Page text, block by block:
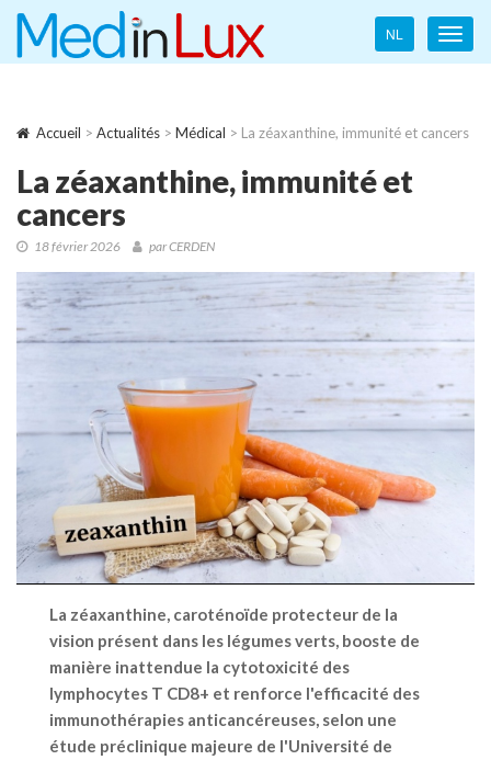
Language
navigation
NL
Accueil > Actualités > Médical > La zéaxanthine, immunité et cancers
La zéaxanthine, immunité et
cancers
18 février 2026 par CERDEN
La zéaxanthine, caroténoïde protecteur de la
vision présent dans les légumes verts, booste de
manière inattendue la cytotoxicité des
lymphocytes T CD8+ et renforce l'efficacité des
immunothérapies anticancéreuses, selon une
étude préclinique majeure de l'Université de